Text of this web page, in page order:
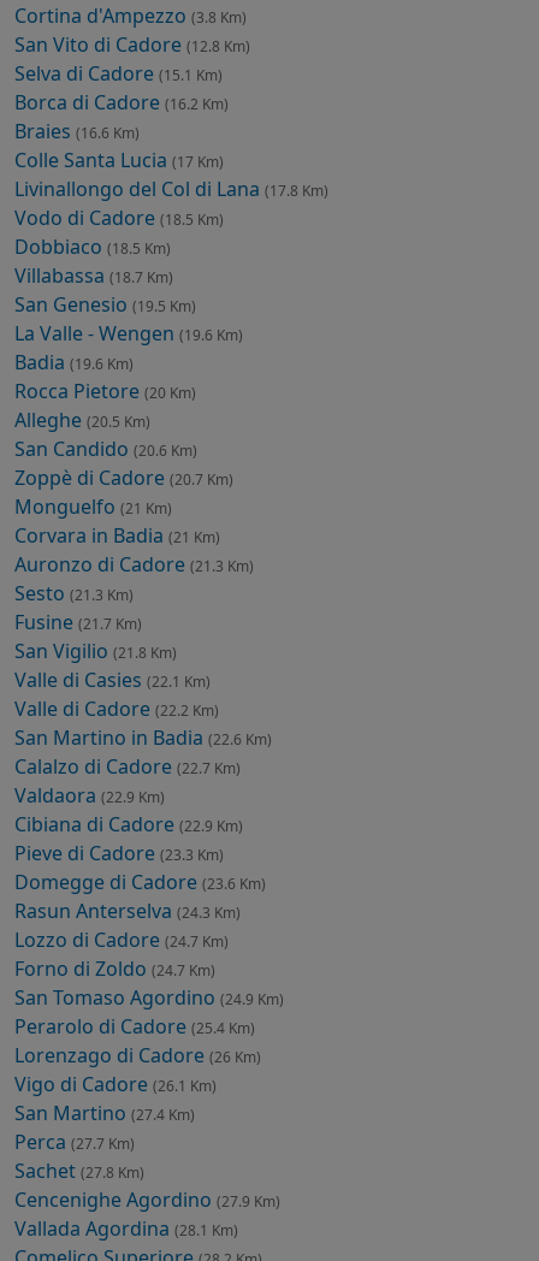
Cortina d'Ampezzo (3.8 Km)
San Vito di Cadore (12.8 Km)
Selva di Cadore (15.1 Km)
Borca di Cadore (16.2 Km)
Braies (16.6 Km)
Colle Santa Lucia (17 Km)
Livinallongo del Col di Lana (17.8 Km)
Vodo di Cadore (18.5 Km)
Dobbiaco (18.5 Km)
Villabassa (18.7 Km)
San Genesio (19.5 Km)
La Valle - Wengen (19.6 Km)
Badia (19.6 Km)
Rocca Pietore (20 Km)
Alleghe (20.5 Km)
San Candido (20.6 Km)
Zoppè di Cadore (20.7 Km)
Monguelfo (21 Km)
Corvara in Badia (21 Km)
Auronzo di Cadore (21.3 Km)
Sesto (21.3 Km)
Fusine (21.7 Km)
San Vigilio (21.8 Km)
Valle di Casies (22.1 Km)
Valle di Cadore (22.2 Km)
San Martino in Badia (22.6 Km)
Calalzo di Cadore (22.7 Km)
Valdaora (22.9 Km)
Cibiana di Cadore (22.9 Km)
Pieve di Cadore (23.3 Km)
Domegge di Cadore (23.6 Km)
Rasun Anterselva (24.3 Km)
Lozzo di Cadore (24.7 Km)
Forno di Zoldo (24.7 Km)
San Tomaso Agordino (24.9 Km)
Perarolo di Cadore (25.4 Km)
Lorenzago di Cadore (26 Km)
Vigo di Cadore (26.1 Km)
San Martino (27.4 Km)
Perca (27.7 Km)
Sachet (27.8 Km)
Cencenighe Agordino (27.9 Km)
Vallada Agordina (28.1 Km)